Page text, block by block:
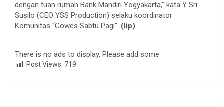
dengan tuan rumah Bank Mandiri Yogyakarta,” kata Y Sri
Susilo (CEO YSS Production) selaku koordinator
Komunitas “Gowes Sabtu Pagi”. (lip)
There is no ads to display, Please add some
Post Views: 719